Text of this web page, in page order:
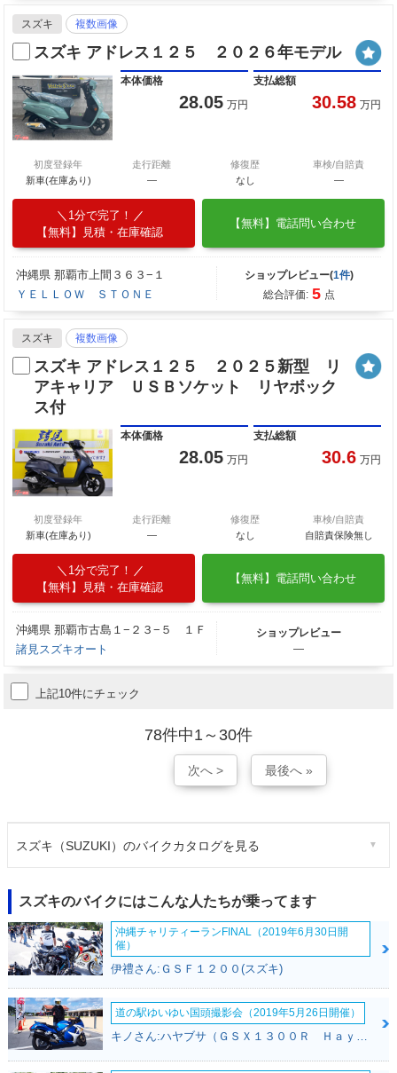
スズキ 複数画像
スズキ アドレス１２５ ２０２６年モデル
本体価格
28.05 万円
支払総額
30.58 万円
初度登録年
新車(在庫あり)
走行距離
―
修復歴
なし
車検/自賠責
―
1分で完了！
【無料】見積・在庫確認
【無料】電話問い合わせ
沖縄県 那覇市上間３６３−１
ＹＥＬＬＯＷ ＳＴＯＮＥ
ショップレビュー(1件)
総合評価: 5 点
スズキ 複数画像
スズキ アドレス１２５ ２０２５新型 リ
アキャリア ＵＳＢソケット リヤボック
ス付
本体価格
28.05 万円
支払総額
30.6 万円
初度登録年
新車(在庫あり)
走行距離
―
修復歴
なし
車検/自賠責
自賠責保険無し
1分で完了！
【無料】見積・在庫確認
【無料】電話問い合わせ
沖縄県 那覇市古島１−２３−５ １Ｆ
諸見スズキオート
ショップレビュー
―
上記10件にチェック
78件中1～30件
次へ > 最後へ »
スズキ（SUZUKI）のバイクカタログを見る
スズキのバイクにはこんな人たちが乗ってます
沖縄チャリティーランFINAL（2019年6月30日開
催）
伊禮さん:ＧＳＦ１２００(スズキ)
道の駅ゆいゆい国頭撮影会（2019年5月26日開催）
キノさん:ハヤブサ（ＧＳＸ１３００Ｒ Ｈａｙａｂｕｓａ）(スズキ)